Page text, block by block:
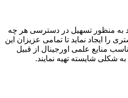
به منظور تسهیل در دسترسی هر چه
را ایجاد نماید تا تمامی عزیزان این
منایع علمی اورجینال از قبیل
شکلی شایسته تهیه نمایند.